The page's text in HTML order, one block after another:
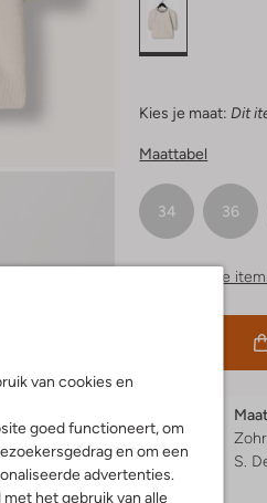
van cookies en
goed functioneert, om
en om een
advertenties.
het gebruik van alle
Kies je maat: Dit
Maattabel
34 36
Vergelijkbare
S.